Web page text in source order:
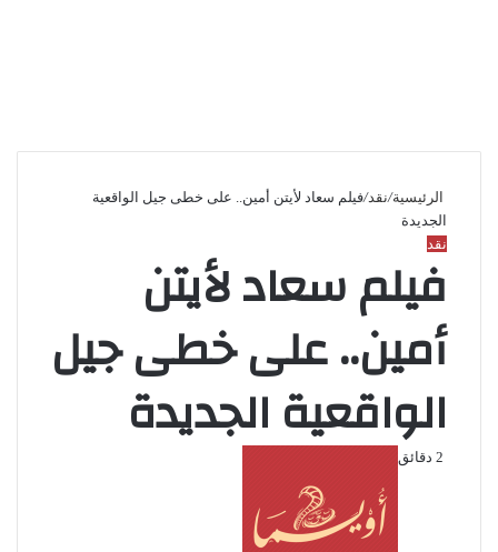
الرئيسية/نقد/فيلم سعاد لأيتن أمين.. على خطى جيل الواقعية
الجديدة
نقد
فيلم سعاد لأيتن
أمين.. على خطى جيل
الواقعية الجديدة